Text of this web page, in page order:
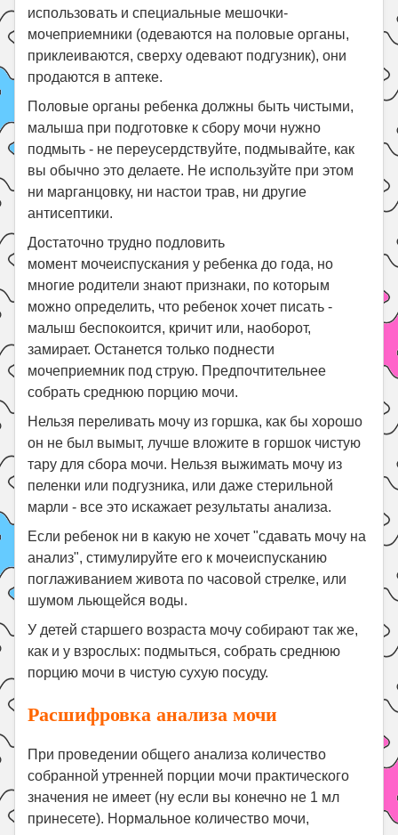
использовать и специальные мешочки-
мочеприемники (одеваются на половые органы,
приклеиваются, сверху одевают подгузник), они
продаются в аптеке.
Половые органы ребенка должны быть чистыми,
малыша при подготовке к сбору мочи нужно
подмыть - не переусердствуйте, подмывайте, как
вы обычно это делаете. Не используйте при этом
ни марганцовку, ни настои трав, ни другие
антисептики.
Достаточно трудно подловить
момент мочеиспускания у ребенка до года, но
многие родители знают признаки, по которым
можно определить, что ребенок хочет писать -
малыш беспокоится, кричит или, наоборот,
замирает. Останется только поднести
мочеприемник под струю. Предпочтительнее
собрать среднюю порцию мочи.
Нельзя переливать мочу из горшка, как бы хорошо
он не был вымыт, лучше вложите в горшок чистую
тару для сбора мочи. Нельзя выжимать мочу из
пеленки или подгузника, или даже стерильной
марли - все это искажает результаты анализа.
Если ребенок ни в какую не хочет "сдавать мочу на
анализ", стимулируйте его к мочеиспусканию
поглаживанием живота по часовой стрелке, или
шумом льющейся воды.
У детей старшего возраста мочу собирают так же,
как и у взрослых: подмыться, собрать среднюю
порцию мочи в чистую сухую посуду.
Расшифровка анализа мочи
При проведении общего анализа количество
собранной утренней порции мочи практического
значения не имеет (ну если вы конечно не 1 мл
принесете). Нормальное количество мочи,